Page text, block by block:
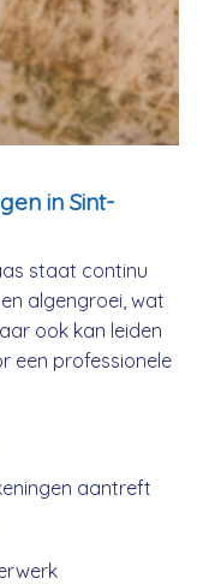
in Sint-
staat continu
algengroei, wat
ook kan leiden
een professionele
aantreft